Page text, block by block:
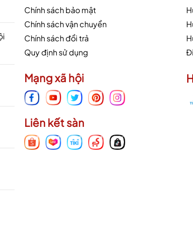
Chính sách bảo mật
Chính sách vận chuyển
Chính sách đổi trả
Quy định sử dụng
Mạng xã hội
Liên kết sàn